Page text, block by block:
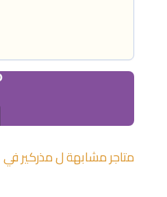
متاجر مشابهة لمذركيرفي